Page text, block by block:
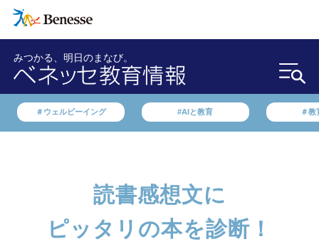
みつかる、明日のまなび。
＃ウェルビーイング #AIと教育 ＃教
読書感想文に
ピッタリの本を診断！